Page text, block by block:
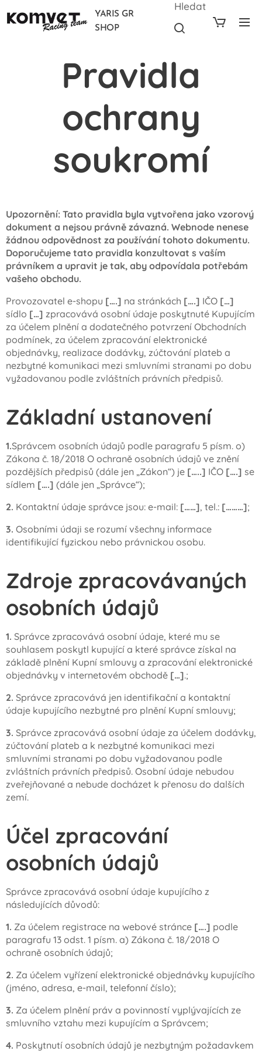
YARIS GR
SHOP
Hledat
Pravidla
ochrany
soukromí
Upozornění: Tato pravidla byla vytvořena jako vzorový
dokument a nejsou právně závazná. Webnode nenese
žádnou odpovědnost za používání tohoto dokumentu.
Doporučujeme tato pravidla konzultovat s vaším
právníkem a upravit je tak, aby odpovídala potřebám
vašeho obchodu.
Provozovatel e-shopu [….] na stránkách [….] IČO […]
sídlo […] zpracovává osobní údaje poskytnuté Kupujícím
za účelem plnění a dodatečného potvrzení Obchodních
podmínek, za účelem zpracování elektronické
objednávky, realizace dodávky, zúčtování plateb a
nezbytné komunikaci mezi smluvními stranami po dobu
vyžadovanou podle zvláštních právních předpisů.
Základní ustanovení
1.Správcem osobních údajů podle paragrafu 5 písm. o)
Zákona č. 18/2018 O ochraně osobních údajů ve znění
pozdějších předpisů (dále jen „Zákon“) je […..] IČO [….] se
sídlem [….] (dále jen „Správce“);
2. Kontaktní údaje správce jsou: e-mail: [……], tel.: [………];
3. Osobními údaji se rozumí všechny informace
identifikující fyzickou nebo právnickou osobu.
Zdroje zpracovávaných
osobních údajů
1. Správce zpracovává osobní údaje, které mu se
souhlasem poskytl kupující a které správce získal na
základě plnění Kupní smlouvy a zpracování elektronické
objednávky v internetovém obchodě […].;
2. Správce zpracovává jen identifikační a kontaktní
údaje kupujícího nezbytné pro plnění Kupní smlouvy;
3. Správce zpracovává osobní údaje za účelem dodávky,
zúčtování plateb a k nezbytné komunikaci mezi
smluvními stranami po dobu vyžadovanou podle
zvláštních právních předpisů. Osobní údaje nebudou
zveřejňované a nebude docházet k přenosu do dalších
zemí.
Účel zpracování
osobních údajů
Správce zpracovává osobní údaje kupujícího z
následujících důvodů:
1. Za účelem registrace na webové stránce [….] podle
paragrafu 13 odst. 1 písm. a) Zákona č. 18/2018 O
ochraně osobních údajů;
2. Za účelem vyřízení elektronické objednávky kupujícího
(jméno, adresa, e-mail, telefonní číslo);
3. Za účelem plnění práv a povinností vyplývajících ze
smluvního vztahu mezi kupujícím a Správcem;
4. Poskytnutí osobních údajů je nezbytným požadavkem